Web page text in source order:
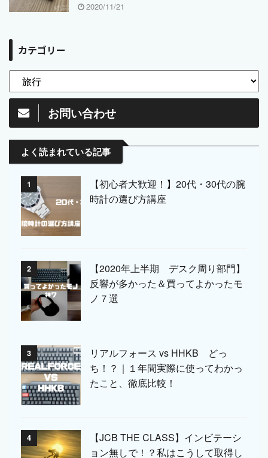
2020/11/21
カテゴリー
お問い合わせ
よく読まれている記事
1
【初心者大歓迎！】20代・30代の腕
時計の選び方講座
2
【2020年上半期 デスク周り部門】
反響が多かった＆買ってよかったモ
ノ７選
3
リアルフォース vs HHKB どっ
ち！？｜１年間実際に使ってわかっ
たこと、徹底比較！
4
【JCB THE CLASS】インビテーシ
ョン無しで！？私はこうして取得し